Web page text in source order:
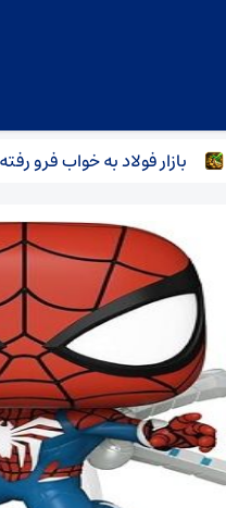
بازار فولاد به خواب فرو رفته است